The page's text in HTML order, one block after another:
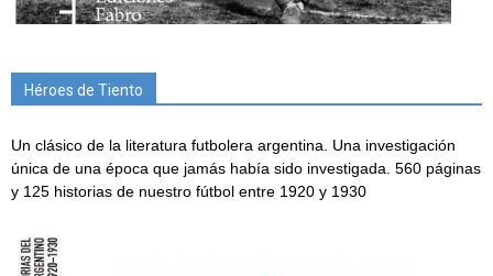
Héroes de Tiento
Un clásico de la literatura futbolera argentina. Una investigación
única de una época que jamás había sido investigada. 560 páginas
y 125 historias de nuestro fútbol entre 1920 y 1930